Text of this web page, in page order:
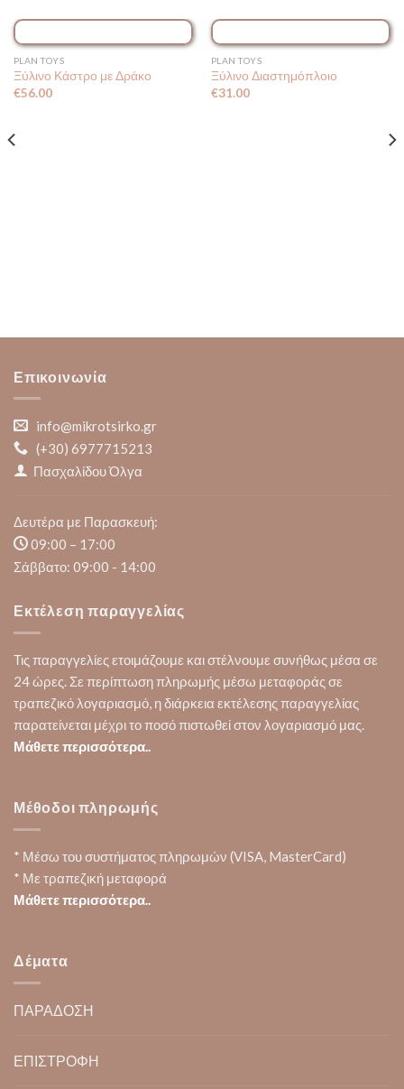
ΕΞΑΝΤΛΗΜΈΝΟ
PLAN TOYS
Ξύλινο Κάστρο με Δράκο
€56.00
PLAN TOYS
Ξύλινο Διαστημόπλοιο
€31.00
Επικοινωνία
info@mikrotsirko.gr
(+30) 6977715213
Πασχαλίδου Όλγα
Δευτέρα με Παρασκευή:
09:00 – 17:00
Σάββατο: 09:00 - 14:00
Εκτέλεση παραγγελίας
Τις παραγγελίες ετοιμάζουμε και στέλνουμε συνήθως μέσα σε
24 ώρες. Σε περίπτωση πληρωμής μέσω μεταφοράς σε
τραπεζικό λογαριασμό, η διάρκεια εκτέλεσης παραγγελίας
παρατείνεται μέχρι το ποσό πιστωθεί στον λογαριασμό μας.
Μάθετε περισσότερα..
Μέθοδοι πληρωμής
* Μέσω του συστήματος πληρωμών (VISA, MasterCard)
* Με τραπεζική μεταφορά
Μάθετε περισσότερα..
Δέματα
ΠΑΡΑΔΟΣΗ
ΕΠΙΣΤΡΟΦΗ